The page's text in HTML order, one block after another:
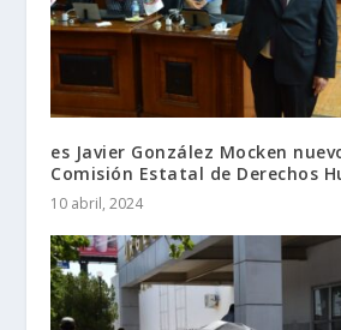
es Javier González Mocken
Comisión Estatal de Derechos
10 abril, 2024